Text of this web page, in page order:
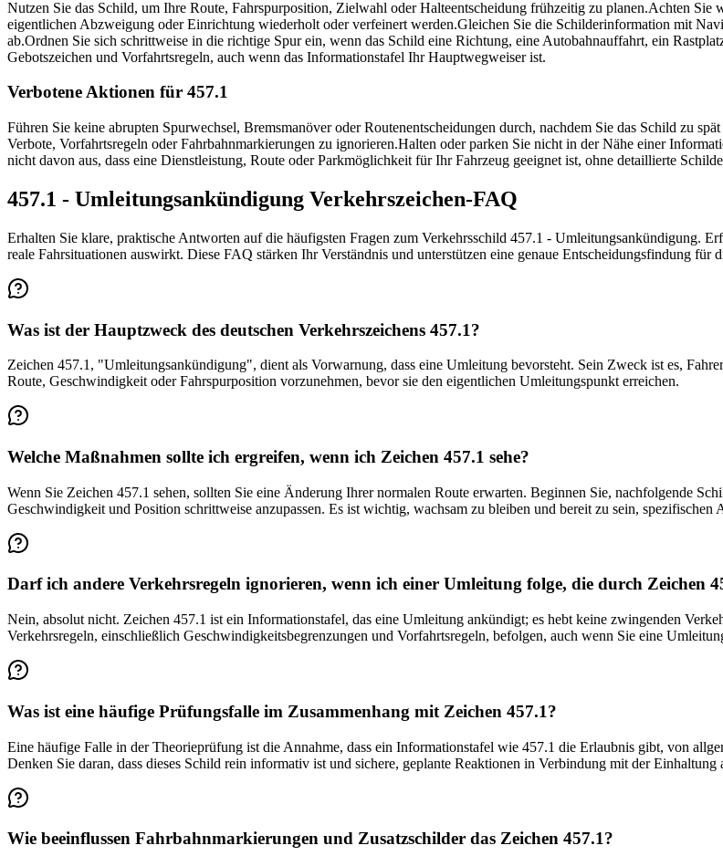
Nutzen Sie das Schild, um Ihre Route, Fahrspurposition, Zielwahl oder Halteentscheidung frühzeitig zu planen.Achten Sie
eigentlichen Abzweigung oder Einrichtung wiederholt oder verfeinert werden.Gleichen Sie die Schilderinformation mit
ab.Ordnen Sie sich schrittweise in die richtige Spur ein, wenn das Schild eine Richtung, eine Autobahnauffahrt, ein
Gebotszeichen und Vorfahrtsregeln, auch wenn das Informationstafel Ihr Hauptwegweiser ist.
Verbotene Aktionen für 457.1
Führen Sie keine abrupten Spurwechsel, Bremsmanöver oder Routenentscheidungen durch, nachdem Sie das Schild zu spät
Verbote, Vorfahrtsregeln oder Fahrbahnmarkierungen zu ignorieren.Halten oder parken Sie nicht in der Nähe einer
nicht davon aus, dass eine Dienstleistung, Route oder Parkmöglichkeit für Ihr Fahrzeug geeignet ist, ohne detaillierte
457.1 - Umleitungsankündigung Verkehrszeichen-FAQ
Erhalten Sie klare, praktische Antworten auf die häufigsten Fragen zum Verkehrsschild 457.1 - Umleitungsankündigung.
reale Fahrsituationen auswirkt. Diese FAQ stärken Ihr Verständnis und unterstützen eine genaue Entscheidungsfindung für
Was ist der Hauptzweck des deutschen Verkehrszeichens 457.1?
Zeichen 457.1, "Umleitungsankündigung", dient als Vorwarnung, dass eine Umleitung bevorsteht. Sein Zweck ist es,
Route, Geschwindigkeit oder Fahrspurposition vorzunehmen, bevor sie den eigentlichen Umleitungspunkt erreichen.
Welche Maßnahmen sollte ich ergreifen, wenn ich Zeichen 457.1 sehe?
Wenn Sie Zeichen 457.1 sehen, sollten Sie eine Änderung Ihrer normalen Route erwarten. Beginnen Sie, nachfolgende
Geschwindigkeit und Position schrittweise anzupassen. Es ist wichtig, wachsam zu bleiben und bereit zu sein,
Darf ich andere Verkehrsregeln ignorieren, wenn ich einer Umleitung folge, die durch Zeichen
Nein, absolut nicht. Zeichen 457.1 ist ein Informationstafel, das eine Umleitung ankündigt; es hebt keine zwingenden
Verkehrsregeln, einschließlich Geschwindigkeitsbegrenzungen und Vorfahrtsregeln, befolgen, auch wenn Sie eine
Was ist eine häufige Prüfungsfalle im Zusammenhang mit Zeichen 457.1?
Eine häufige Falle in der Theorieprüfung ist die Annahme, dass ein Informationstafel wie 457.1 die Erlaubnis gibt, von
Denken Sie daran, dass dieses Schild rein informativ ist und sichere, geplante Reaktionen in Verbindung mit der Einhaltung
Wie beeinflussen Fahrbahnmarkierungen und Zusatzschilder das Zeichen 457.1?